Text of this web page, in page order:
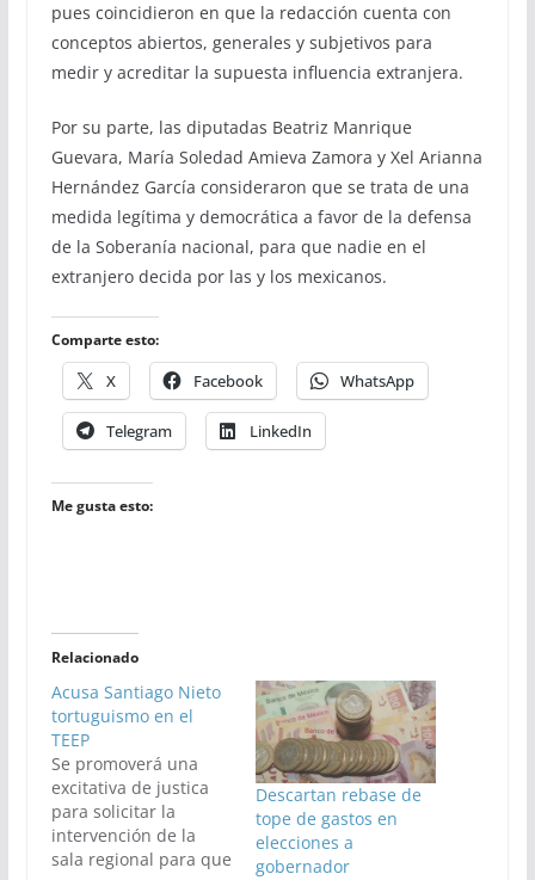
pues coincidieron en que la redacción cuenta con
conceptos abiertos, generales y subjetivos para
medir y acreditar la supuesta influencia extranjera.
Por su parte, las diputadas Beatriz Manrique
Guevara, María Soledad Amieva Zamora y Xel Arianna
Hernández García consideraron que se trata de una
medida legítima y democrática a favor de la defensa
de la Soberanía nacional, para que nadie en el
extranjero decida por las y los mexicanos.
Comparte esto:
X Facebook WhatsApp
Telegram LinkedIn
Me gusta esto:
Relacionado
Acusa Santiago Nieto
tortuguismo en el
TEEP
Se promoverá una
excitativa de justica
para solicitar la
intervención de la
sala regional para que
Descartan rebase de
tope de gastos en
elecciones a
gobernador